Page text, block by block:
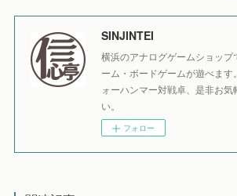
SINJINTEI
横浜のアナログゲームショッ
ーム・ボードゲームが遊べます
ォーハンマー対戦卓、是非お気
い。
フォロー